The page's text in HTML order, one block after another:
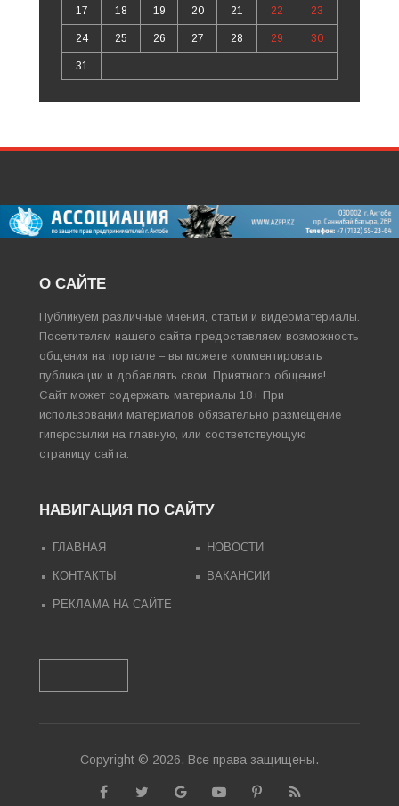
17 18 19 20 21 22 23
24 25 26 27 28 29 30
31
О САЙТЕ
Публикуем различные мнения, статьи и видеоматериалы.
Посетителям нашего сайта предоставляем возможность
общения на портале – вы можете комментировать
публикации и добавлять свои. Приятного общения!
Сайт может содержать материалы 18+ При
использовании материалов обязательно размещение
гиперссылки на главную, или соответствующую
страницу сайта.
НАВИГАЦИЯ ПО САЙТУ
ГЛАВНАЯ НОВОСТИ
КОНТАКТЫ ВАКАНСИИ
РЕКЛАМА НА САЙТЕ
Copyright © 2026. Все права защищены.